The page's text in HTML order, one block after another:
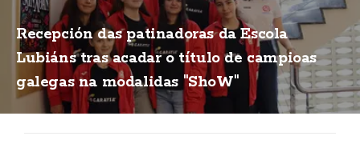
Recepción das patinadoras da Escola
Lubiáns tras acadar o título de campioas
galegas na modalidas "ShoW"